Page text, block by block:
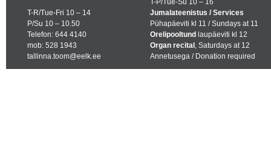
T-R/Tue-Fri 10 – 14
P/Su 10 – 10.50
Telefon: 644 4140
mob: 528 1943
tallinna.toom@eelk.ee
T-P/Tue-Su 10 – 16
Jumalateenistus / Services
Pühapäeviti kl 11 / Sundays at 11
Orelipooltund laupäeviti kl 12
Organ recital , Saturdays at 12
Annetusega / Donation required